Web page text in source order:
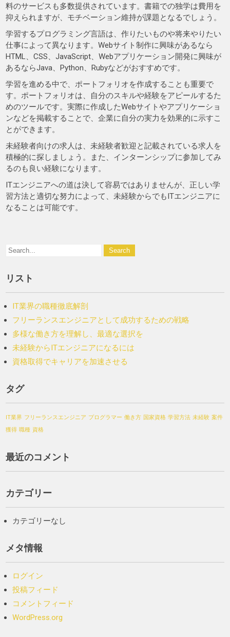
料のサービスも多数提供されています。書籍での独学は費用を
抑えられますが、モチベーション維持が課題となるでしょう。
学習するプログラミング言語は、作りたいものや将来やりたい
仕事によって異なります。Webサイト制作に興味があるなら
HTML、CSS、JavaScript、Webアプリケーション開発に興味が
あるならJava、Python、Rubyなどがおすすめです。
学習を進める中で、ポートフォリオを作成することも重要で
す。ポートフォリオは、自分のスキルや経験をアピールするた
めのツールです。実際に作成したWebサイトやアプリケーショ
ンなどを掲載することで、企業に自分の実力を効果的に示すこ
とができます。
未経験者向けの求人は、未経験者歓迎と記載されている求人を
積極的に探しましょう。また、インターンシップに参加してみ
るのも良い経験になります。
ITエンジニアへの道は決して容易ではありませんが、正しい学
習方法と適切な努力によって、未経験からでもITエンジニアに
なることは可能です。
リスト
IT業界の職種徹底解剖
フリーランスエンジニアとして成功するための戦略
多様な働き方を理解し、最適な選択を
未経験からITエンジニアになるには
資格取得でキャリアを加速させる
タグ
IT業界 フリーランスエンジニア プログラマー 働き方 国家資格 学習方法 未経験 案件
獲得 職種 資格
最近のコメント
カテゴリー
カテゴリーなし
メタ情報
ログイン
投稿フィード
コメントフィード
WordPress.org